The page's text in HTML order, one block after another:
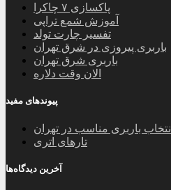
پاکسازی ۷ چاکرا
آموزش شمع تراپی
تفسیر چارت تولد
باربری پیروزی در شرق تهران
باربری شرق تهران
الان وقت دلاره
پیوندهای مفید
انتخاب باربری مناسب در تهران
تارهای اتری
آخرین دیدگاه‌ها